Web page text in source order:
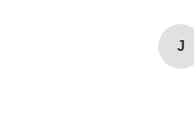
J